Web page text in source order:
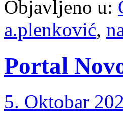
Objavljeno u:
a.plenković,
Portal
5. Oktobar